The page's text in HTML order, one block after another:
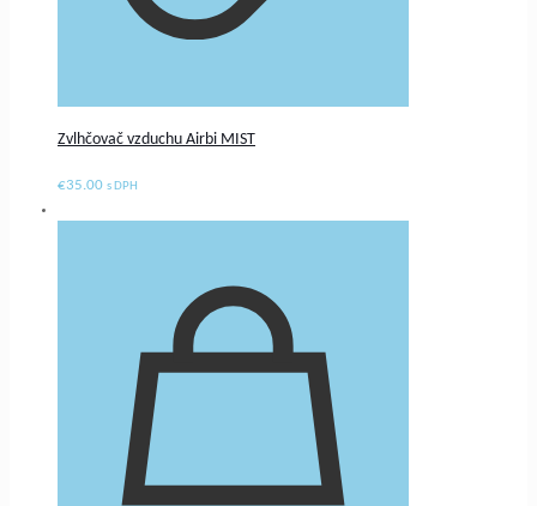
Zvlhčovač vzduchu Airbi MIST
€35.00 s DPH